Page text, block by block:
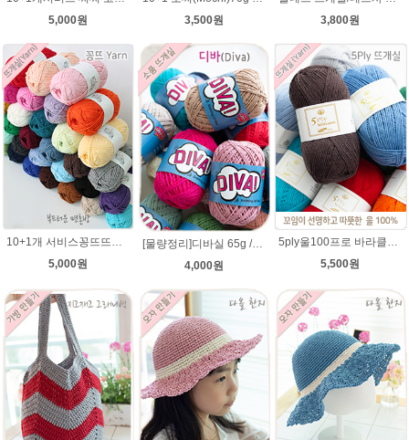
5,000원
3,500원
3,800원
10+1개 서비스꽁뜨뜨개실 면혼방실 꽁트 털실 봄 여름 뜨개질 아기실 꽁뜨실 인형실 블랭킷실
5,000원
[물량정리]디바실 65g /DIVA 디바뜨개실/가방뜨개실/모자실/펠프실/모자뜨기/여름실/나뭇잎가방뜨개실/가방실/디바뜨개실
4,000원
5ply울100프로 바라클라바뜨개질 5플라이 고급뜨개실 90g (울 100%) 제일모직 생산 얇은굵기 순모사
5,500원